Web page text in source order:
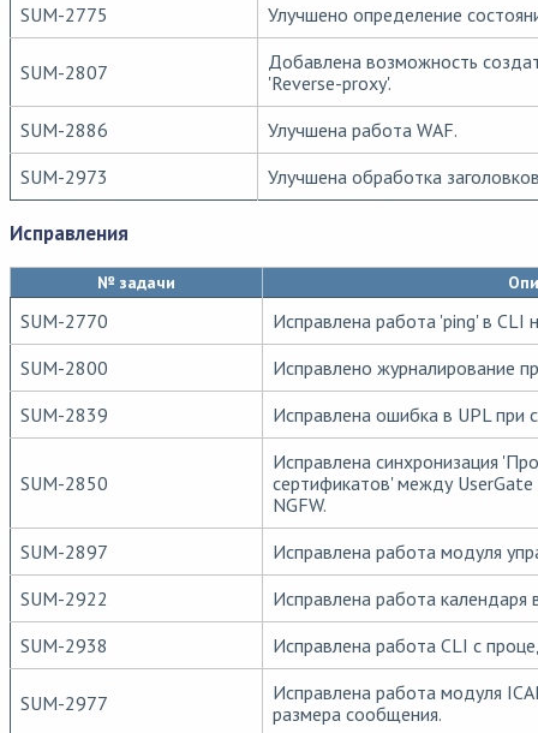
SUM-2775
Улучшено определение
SUM-2807
Добавлена возможность
'Reverse-proxy'.
SUM-2886
Улучшена работа WAF.
SUM-2973
Улучшена обработка
Исправления
№ задачи
SUM-2770
Исправлена работа 'ping' в CLI
SUM-2800
Исправлено журналирование
SUM-2839
Исправлена ошибка в UPL при
SUM-2850
Исправлена синхронизация
сертификатов' между
NGFW.
SUM-2897
Исправлена работа модуля
SUM-2922
Исправлена работа календаря
SUM-2938
Исправлена работа CLI с
SUM-2977
Исправлена работа модуля
размера сообщения.